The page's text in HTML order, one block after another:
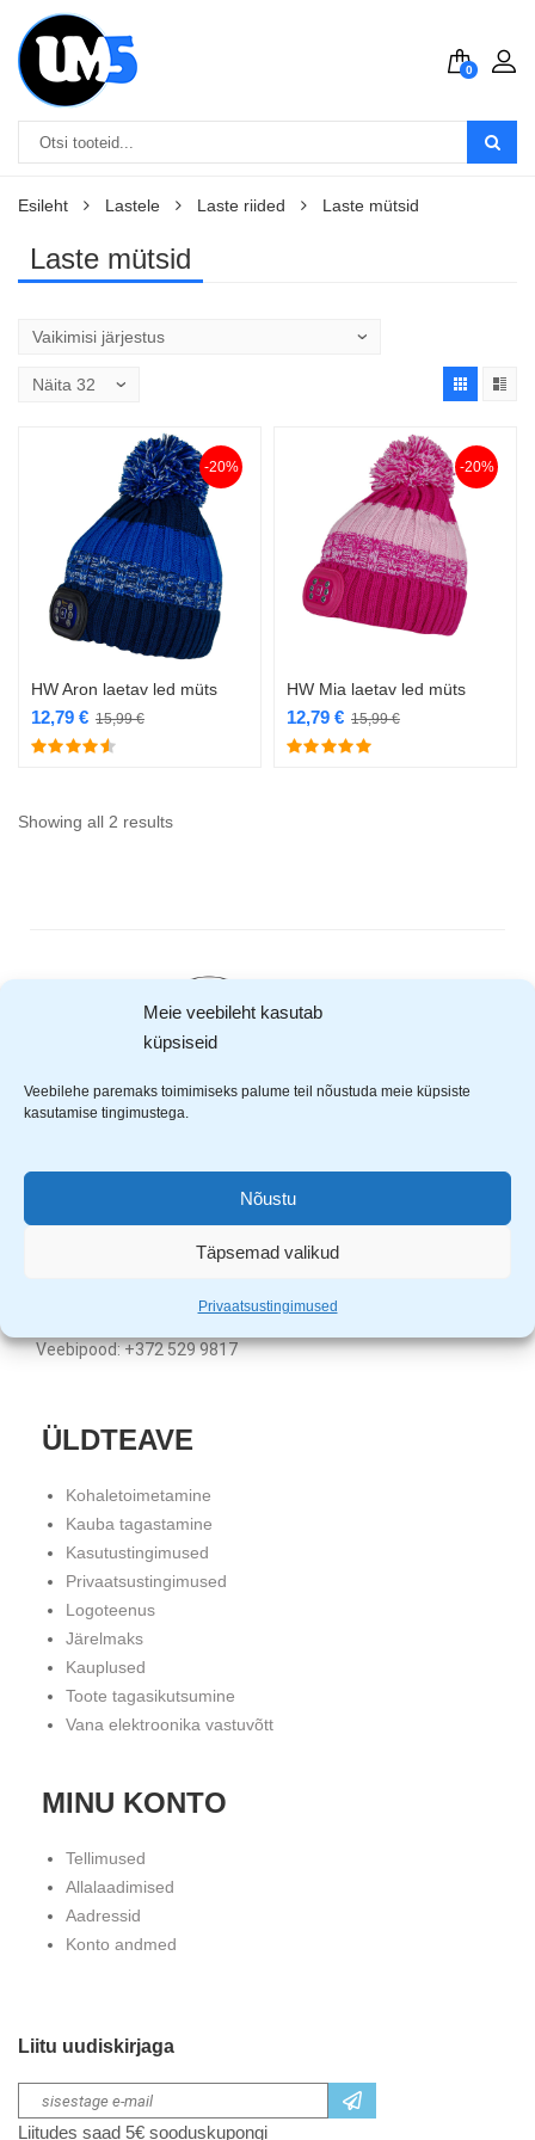
Meie veebileht kasutab
küpsiseid
Veebilehe paremaks toimimiseks palume teil nõustuda meie küpsiste
kasutamise tingimustega.
Nõustu
Täpsemad valikud
Privaatsustingimused
0
Esileht Lastele Laste riided Laste mütsid
Laste mütsid
-20%
HW Aron laetav led müts
15,99€
12,79 €
-20%
HW Mia laetav led müts
15,99€
12,79 €
Showing all 2 results
Uuem Viis OÜ
KMKR nr. EE101331720
Klienditugi: E-R 9.00 – 17.00
Veebipood: +372 529 9817
ÜLDTEAVE
Kohaletoimetamine
Kauba tagastamine
Kasutustingimused
Privaatsustingimused
Logoteenus
Järelmaks
Kauplused
Toote tagasikutsumine
Vana elektroonika vastuvõtt
MINU KONTO
Tellimused
Allalaadimised
Aadressid
Konto andmed
Liitu uudiskirjaga
Liitudes saad 5€ sooduskupongi